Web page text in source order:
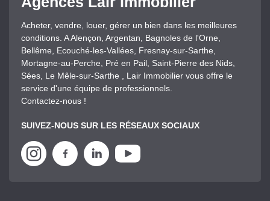
Acheter, vendre, louer, gérer un bien dans les meilleures
conditions. A Alençon, Argentan, Bagnoles de l'Orne,
Bellême, Ecouché-les-Vallées, Fresnay-sur-Sarthe,
Mortagne-au-Perche, Pré en Pail, Saint-Pierre des Nids,
Sées, Le Mêle-sur-Sarthe , Lair Immobilier vous offre le
service d'une équipe de professionnels.
Contactez-nous !
SUIVEZ-NOUS SUR LES RÉSEAUX SOCIAUX